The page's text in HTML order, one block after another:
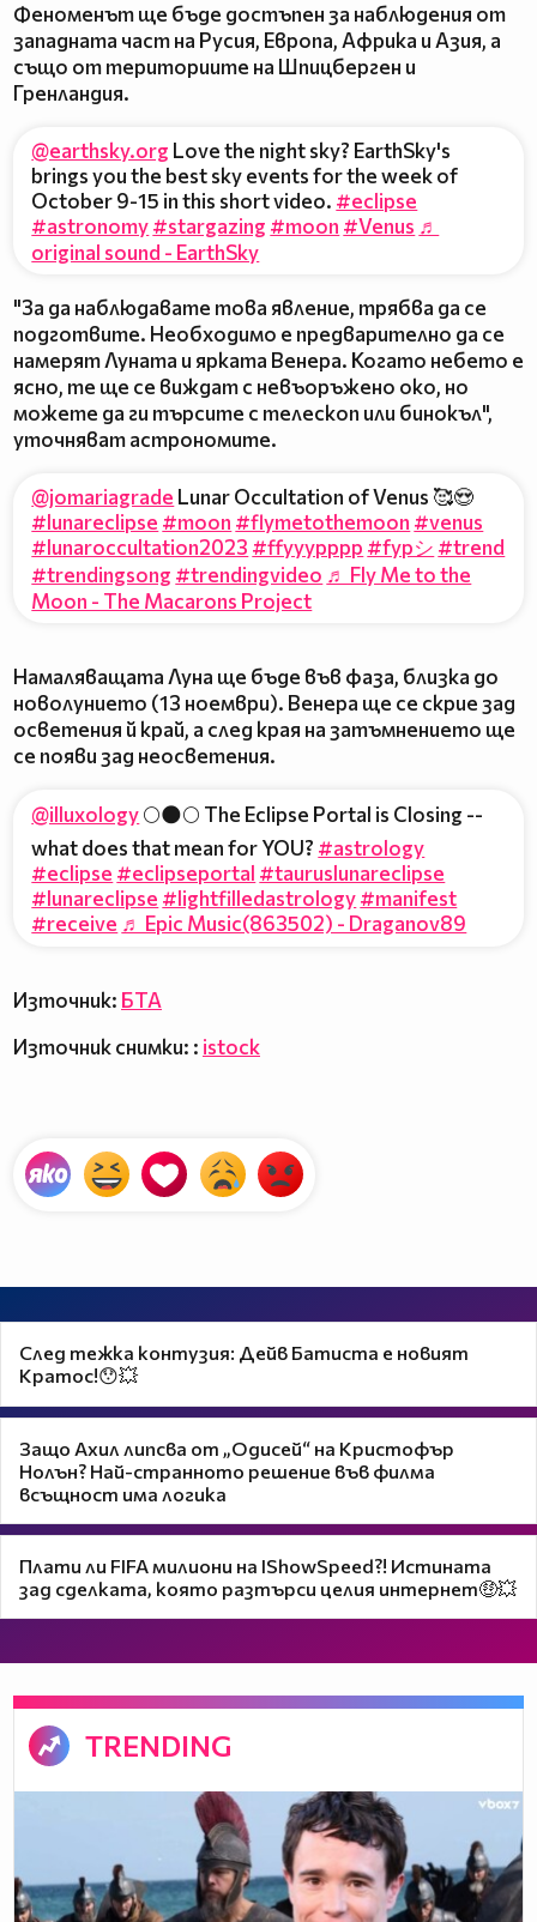
Феноменът ще бъде достъпен за наблюдения от
западната част на Русия, Европа, Африка и Азия, а
също от териториите на Шпицберген и
Гренландия.
@earthsky.org Love the night sky? EarthSky's
brings you the best sky events for the week of
October 9-15 in this short video. #eclipse
#astronomy#stargazing #moon #Venus ♬
original sound - EarthSky
"За да наблюдавате това явление, трябва да се
подготвите. Необходимо е предварително да се
намерят Луната и ярката Венера. Когато небето е
ясно, те ще се виждат с невъоръжено око, но
можете да ги търсите с телескоп или бинокъл",
уточняват астрономите.
@jomariagrade Lunar Occultation of Venus 🥰😍
#lunareclipse #moon #flymetothemoon #venus
#lunaroccultation2023 #ffyyypppp #fypシ #trend
#trendingsong #trendingvideo ♬ Fly Me to the
Moon - The Macarons Project
Намаляващата Луна ще бъде във фаза, близка до
новолунието (13 ноември). Венера ще се скрие зад
осветения й край, а след края на затъмнението ще
се появи зад неосветения.
@illuxology🌕🌑🌕 The Eclipse Portal is Closing --
what does that mean for YOU? #astrology
#eclipse #eclipseportal #tauruslunareclipse
#lunareclipse #lightfilledastrology#manifest
#receive ♬ Epic Music(863502) - Draganov89
Източник: БТА
Източник снимки: : istock
След тежка контузия: Дейв Батиста е новият
Кратос!😯💥
Защо Ахил липсва от „Одисей“ на Кристофър
Нолън? Най-странното решение във филма
всъщност има логика
Плати ли FIFA милиони на IShowSpeed?! Истината
зад сделката, която разтърси целия интернет🤑💥
TRENDING